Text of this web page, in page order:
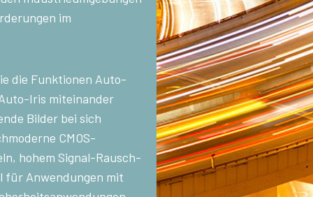
im
die Funktionen Auto-
Iris miteinander
Bilder bei sich
CMOS-
hohem Signal-Rausch-
für Anwendungen mit